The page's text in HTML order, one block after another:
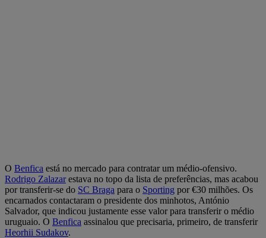
O Benfica está no mercado para contratar um médio-ofensivo.
Rodrigo Zalazarestava no topo da lista de preferências, mas acabou
por transferir-se do SC Braga para o Sporting por €30 milhões. Os
encarnados contactaram o presidente dos minhotos, António
Salvador, que indicou justamente esse valor para transferir o médio
uruguaio. O Benfica assinalou que precisaria, primeiro, de transferir
Heorhii Sudakov.